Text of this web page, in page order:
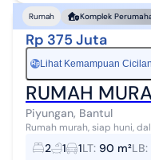
Rumah Komplek
Rp 375 Juta
Rp Lihat Kemampuan
RUMAH
Piyungan, Bantul
Rumah murah, siap huni,
minimalis, lokasi di area
Prambanan, hanya 1 un...
2 1 1LT: 90 m²LB: